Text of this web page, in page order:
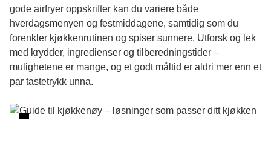
gode airfryer oppskrifter kan du variere både
hverdagsmenyen og festmiddagene, samtidig som du
forenkler kjøkkenrutinen og spiser sunnere. Utforsk og lek
med krydder, ingredienser og tilberedningstider –
mulighetene er mange, og et godt måltid er aldri mer enn et
par tastetrykk unna.